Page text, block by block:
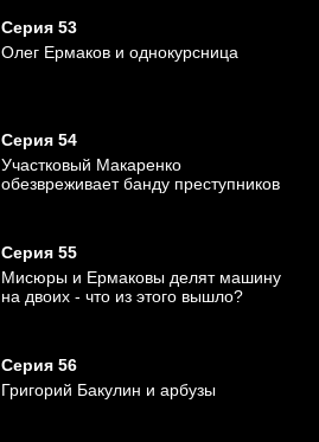
Серия 53
Олег Ермаков и однокурсница
Серия 54
Участковый Макаренко
обезвреживает банду преступников
Серия 55
Мисюры и Ермаковы делят машину
на двоих - что из этого вышло?
Серия 56
Григорий Бакулин и арбузы